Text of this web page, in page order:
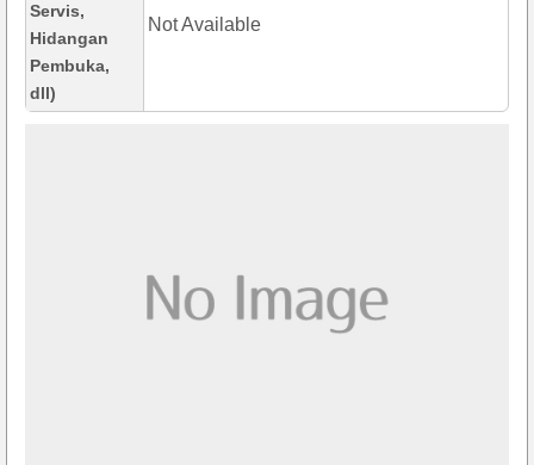
Servis,
Hidangan
Pembuka,
dll)
Not Available